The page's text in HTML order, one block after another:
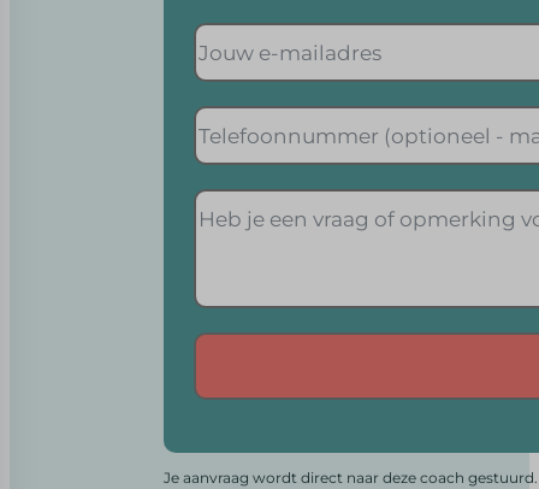
Je aanvraag wordt direct naar deze coach